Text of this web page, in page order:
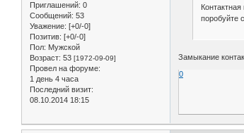
Приглашений: 0
Сообщений: 53
Уважение: [+0/-0]
Позитив: [+0/-0]
Пол: Мужской
Возраст: 53 [1972-09-09]
Провел на форуме:
1 день 4 часа
Последний визит:
08.10.2014 18:15
поробуйте
Замыкание
0